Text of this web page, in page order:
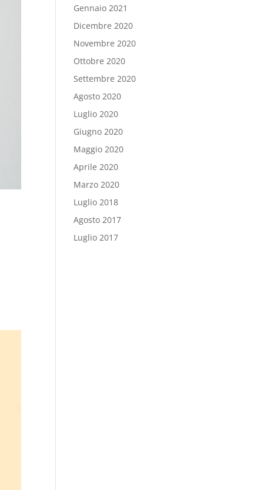
Gennaio 2021
Dicembre 2020
Novembre 2020
Ottobre 2020
Settembre 2020
Agosto 2020
Luglio 2020
Giugno 2020
Maggio 2020
Aprile 2020
Marzo 2020
Luglio 2018
Agosto 2017
Luglio 2017